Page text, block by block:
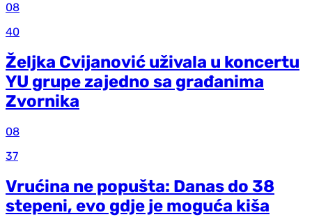
08
40
Željka Cvijanović uživala u koncertu
YU grupe zajedno sa građanima
Zvornika
08
37
Vrućina ne popušta: Danas do 38
stepeni, evo gdje je moguća kiša